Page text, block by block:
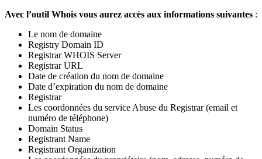
Avec l’outil Whois vous aurez accès aux informations suivantes :
Le nom de domaine
Registry Domain ID
Registrar WHOIS Server
Registrar URL
Date de création du nom de domaine
Date d’expiration du nom de domaine
Registrar
Les coordonnées du service Abuse du Registrar (email et
numéro de téléphone)
Domain Status
Registrant Name
Registrant Organization